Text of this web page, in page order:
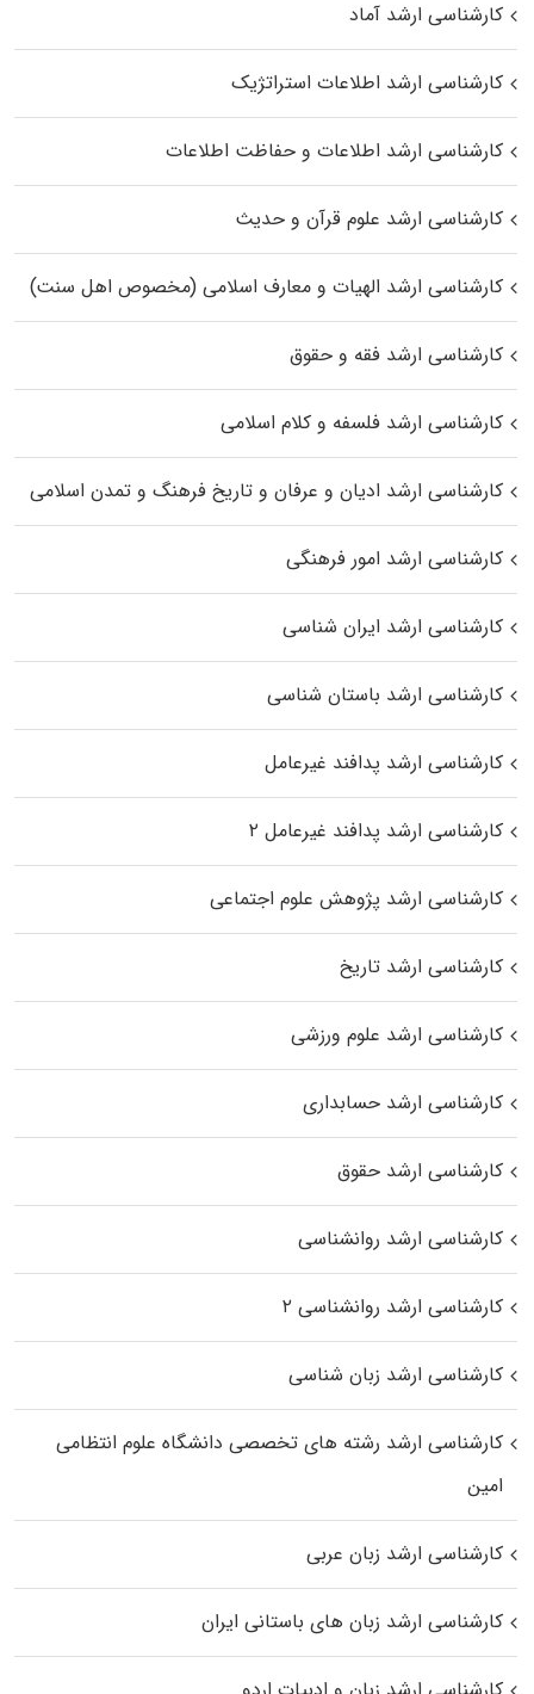
کارشناسی ارشد آماد
کارشناسی ارشد اطلاعات استراتژیک
کارشناسی ارشد اطلاعات و حفاظت اطلاعات
کارشناسی ارشد علوم قرآن و حدیث
کارشناسی ارشد الهیات و معارف اسلامی (مخصوص اهل سنت)
کارشناسی ارشد فقه و حقوق
کارشناسی ارشد فلسفه و کلام اسلامی
کارشناسی ارشد ادیان و عرفان و تاریخ فرهنگ و تمدن اسلامی
کارشناسی ارشد امور فرهنگی
کارشناسی ارشد ایران شناسی
کارشناسی ارشد باستان شناسی
کارشناسی ارشد پدافند غیرعامل
کارشناسی ارشد پدافند غیرعامل ۲
کارشناسی ارشد پژوهش علوم اجتماعی
کارشناسی ارشد تاریخ
کارشناسی ارشد علوم ورزشی
کارشناسی ارشد حسابداری
کارشناسی ارشد حقوق
کارشناسی ارشد روانشناسی
کارشناسی ارشد روانشناسی ۲
کارشناسی ارشد زبان شناسی
کارشناسی ارشد رﺷﺘﻪ ﻫﺎی تخصصی داﻧﺸﮕﺎه ﻋﻠﻮم انتظامی
اﻣﻴﻦ
کارشناسی ارشد زبان عربی
کارشناسی ارشد زبان‌ های باستانی ایران